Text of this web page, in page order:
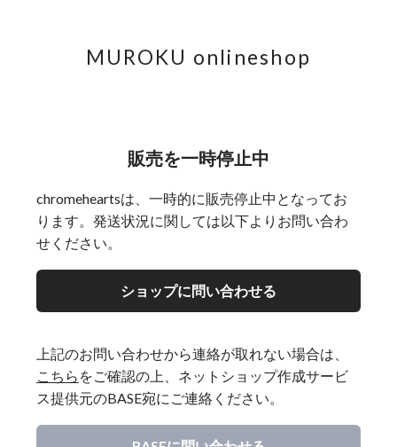
MUROKU onlineshop
販売を一時停止中
chromeheartsは、一時的に販売停止中となってお
ります。発送状況に関しては以下よりお問い合わ
せください。
ショップに問い合わせる
上記のお問い合わせから連絡が取れない場合は、
こちら をご確認の上、ネットショップ作成サービ
ス提供元のBASE宛にご連絡ください。